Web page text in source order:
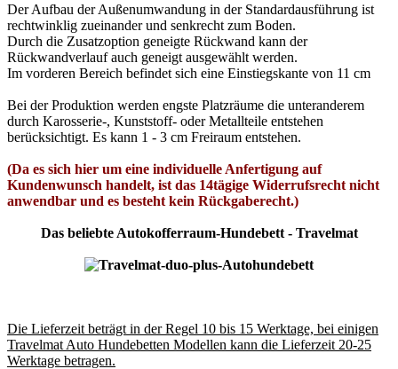
Der Aufbau der Außenumwandung in der Standardausführung ist
rechtwinklig zueinander und senkrecht zum Boden.
Durch die Zusatzoption geneigte Rückwand kann der
Rückwandverlauf auch geneigt ausgewählt werden.
Im vorderen Bereich befindet sich eine Einstiegskante von 11 cm
Bei der Produktion werden engste Platzräume die unteranderem
durch Karosserie-, Kunststoff- oder Metallteile entstehen
berücksichtigt. Es kann 1 - 3 cm Freiraum entstehen.
(Da es sich hier um eine individuelle Anfertigung auf
Kundenwunsch handelt, ist das 14tägige Widerrufsrecht nicht
anwendbar und es besteht kein Rückgaberecht.)
Das beliebte Autokofferraum-Hundebett - Travelmat
Die Lieferzeit beträgt in der Regel 10 bis 15 Werktage, bei einigen
Travelmat Auto Hundebetten Modellen kann die Lieferzeit 20-25
Werktage betragen.